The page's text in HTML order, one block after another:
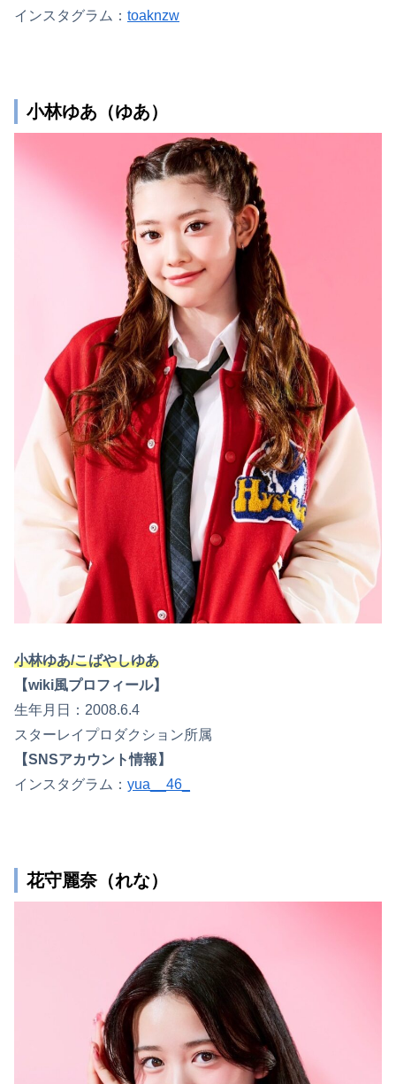
インスタグラム： toaknzw
小林ゆあ（ゆあ）
小林ゆあ/こばやしゆあ
【wiki風プロフィール】
生年月日：2008.6.4
スターレイプロダクション所属
【SNSアカウント情報】
インスタグラム： yua__46_
花守麗奈（れな）